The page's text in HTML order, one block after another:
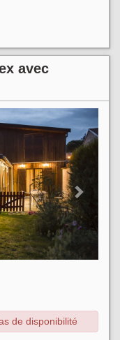
avec
Next
de disponibilité